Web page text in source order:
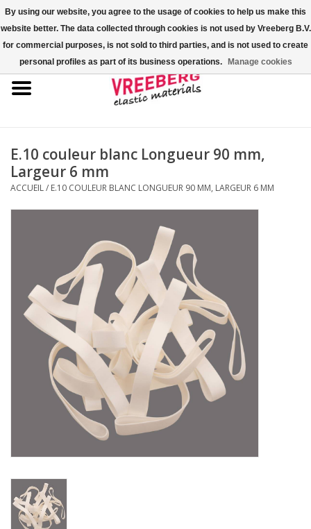
0 Articles - €0,00
Accueil
Élastiques colorés
Corde élastique
Élastiques en croix ou en H
Fastfix
Élastique noué
Offre élastiques noirs !
Offre élastiques Blanc !
E.10 couleur blanc Longueur 90 mm,
Largeur 6 mm
ACCUEIL/ E.10 COULEUR BLANC LONGUEUR 90 MM, LARGEUR 6 MM
By using our website, you agree to the usage of cookies to help us make this
website better. The data collected through cookies is not used by Vreeberg B.V.
for commercial purposes, is not sold to third parties, and is not used to create
personal profiles as part of its business operations.
Manage cookies